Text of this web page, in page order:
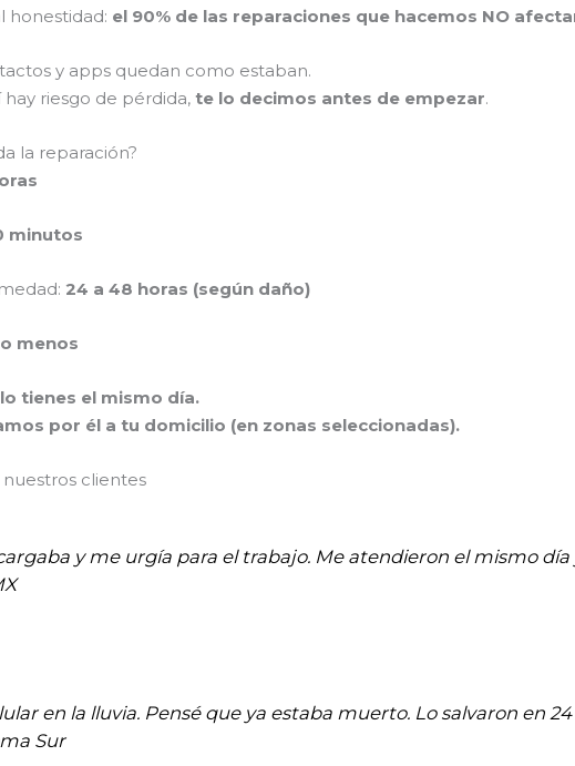
honestidad: el 90% de las reparaciones que hacemos NO
y apps quedan como estaban.
riesgo de pérdida, te lo decimos antes de empezar.
la reparación?
minutos
24 a 48 horas (según daño)
menos
tienes el mismo día.
por él a tu domicilio (en zonas seleccionadas).
clientes
y me urgía para el trabajo. Me atendieron el mismo
en la lluvia. Pensé que ya estaba muerto. Lo salvaron en 24
Sur